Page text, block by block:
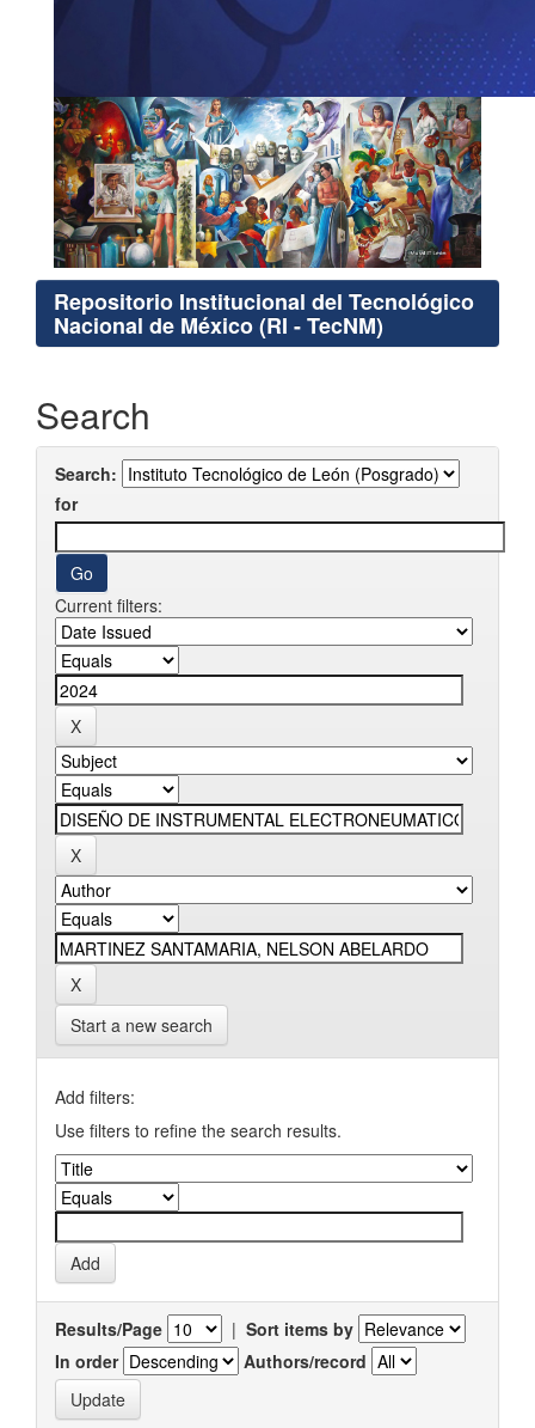
Repositorio Institucional del Tecnológico
Nacional de México (RI - TecNM)
Search
Search:
for
Current filters:
Start a new search
Add filters:
Use filters to refine the search results.
Results/Page | Sort items by
In order
Authors/record